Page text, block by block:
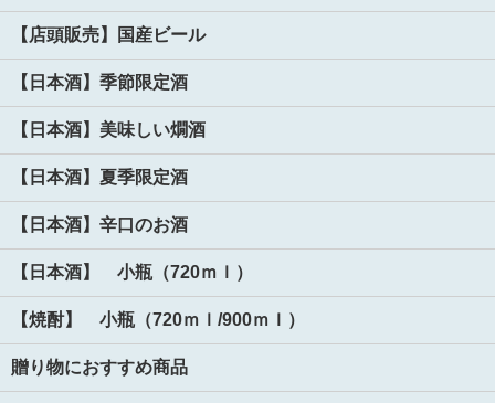
【店頭販売】国産ビール
【日本酒】季節限定酒
【日本酒】美味しい燗酒
【日本酒】夏季限定酒
【日本酒】辛口のお酒
【日本酒】 小瓶（720ｍｌ）
【焼酎】 小瓶（720ｍｌ/900ｍｌ）
贈り物におすすめ商品